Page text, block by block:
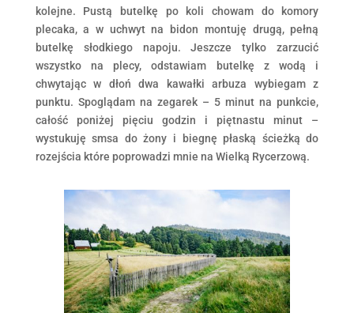
kolejne. Pustą butelkę po koli chowam do komory
plecaka, a w uchwyt na bidon montuję drugą, pełną
butelkę słodkiego napoju. Jeszcze tylko zarzucić
wszystko na plecy, odstawiam butelkę z wodą i
chwytając w dłoń dwa kawałki arbuza wybiegam z
punktu. Spoglądam na zegarek – 5 minut na punkcie,
całość poniżej pięciu godzin i piętnastu minut –
wystukuję smsa do żony i biegnę płaską ścieżką do
rozejścia które poprowadzi mnie na Wielką Rycerzową.